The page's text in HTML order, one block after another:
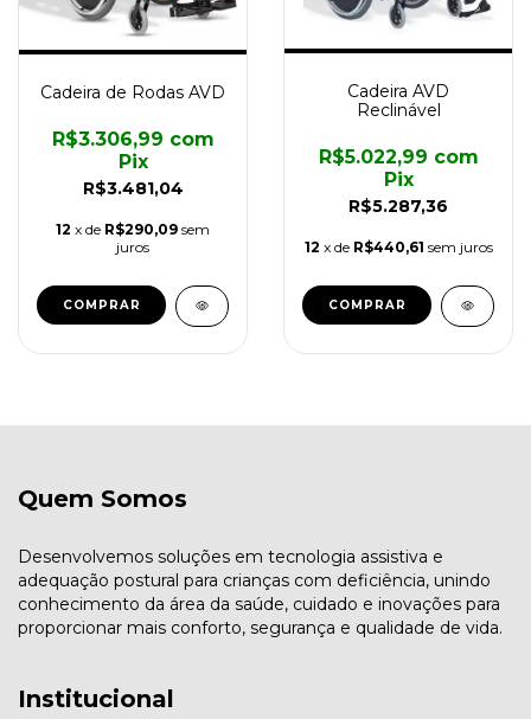
Cadeira de Rodas AVD
R$3.481,04
R$3.306,99 com
Pix
12 x de R$290,09 sem
juros
COMPRAR
Cadeira AVD
Reclinável
R$5.287,36
R$5.022,99 com
Pix
12 x de R$440,61 sem juros
COMPRAR
Quem Somos
Desenvolvemos soluções em tecnologia assistiva e
adequação postural para crianças com deficiência, unindo
conhecimento da área da saúde, cuidado e inovações para
proporcionar mais conforto, segurança e qualidade de vida.
Institucional